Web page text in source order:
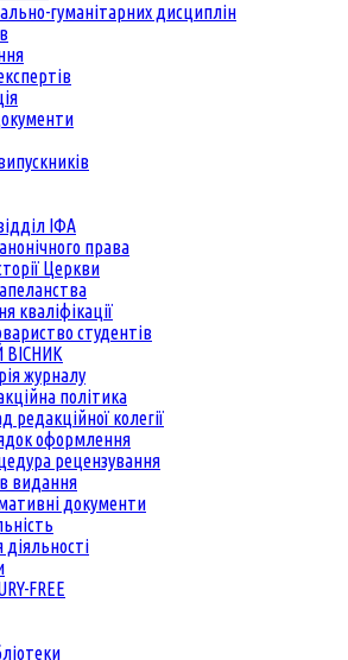
гуманітарних дисциплін
ІФА
права
Церкви
кваліфікації
студентів
журналу
політика
редакційної колегії
оформлення
рецензування
видання
документи
діяльності
FREE